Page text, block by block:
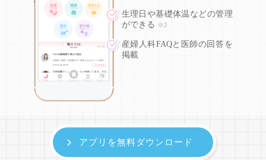
生理日や基礎体温などの管理
ができる
※2
産婦人科FAQと医師の回答を
掲載
アプリを無料ダウンロード